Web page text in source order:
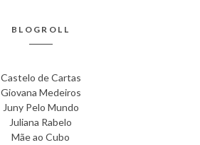
BLOGROLL
Castelo de Cartas
Giovana Medeiros
Juny Pelo Mundo
Juliana Rabelo
Mãe ao Cubo